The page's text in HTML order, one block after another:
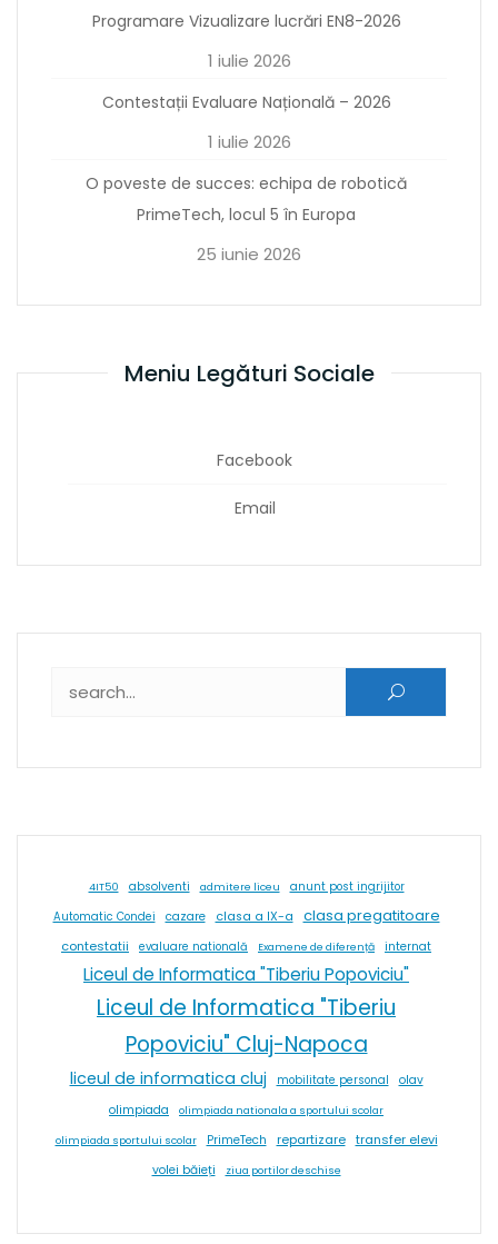
Programare Vizualizare lucrări EN8-2026
1 iulie 2026
Contestații Evaluare Națională – 2026
1 iulie 2026
O poveste de succes: echipa de robotică
PrimeTech, locul 5 în Europa
25 iunie 2026
Meniu Legături Sociale
Facebook
Email
4IT50 absolventi admitere liceu anunt post ingrijitor
Automatic Condei cazare clasa a IX-a clasa pregatitoare
contestatii evaluare natională Examene de diferență internat
Liceul de Informatica "Tiberiu Popoviciu"
Liceul de Informatica "Tiberiu
Popoviciu" Cluj-Napoca
liceul de informatica cluj mobilitate personal
olav
olimpiada
olimpiada nationala a sportului scolar
olimpiada sportului scolar PrimeTech repartizare transfer elevi
volei băieți ziua portilor deschise